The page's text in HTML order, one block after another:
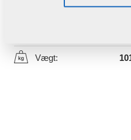
Denne del kan bruges
Vægt: